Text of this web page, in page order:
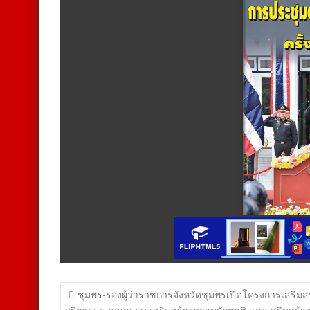
แนะแนว
ชุมพร-รองผู้ว่าราชการจังหวัดชุมพรเปิดโครงการเสริมส